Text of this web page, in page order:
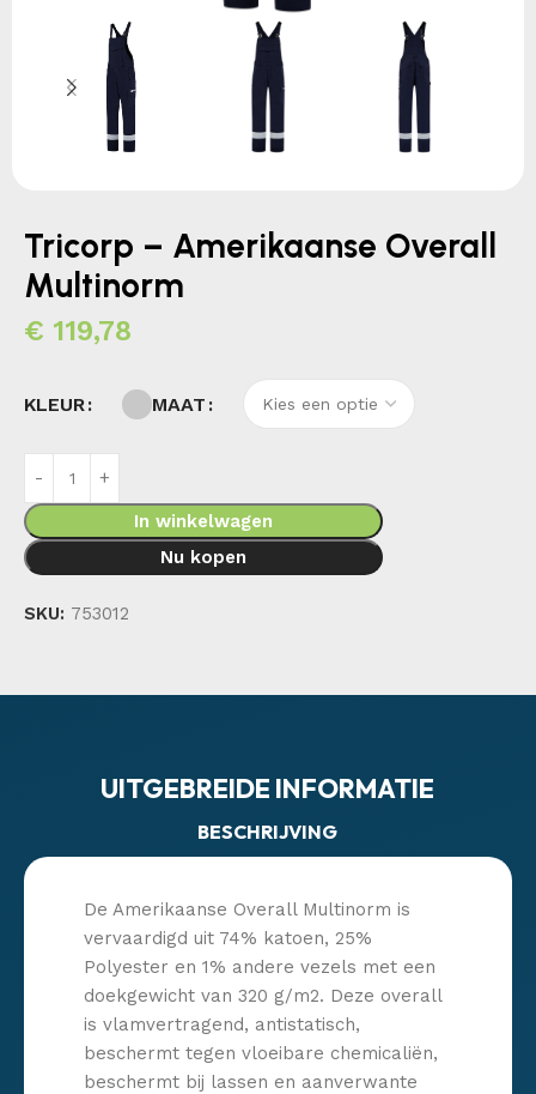
Tricorp – Amerikaanse Overall
Multinorm
€ 119,78
KLEUR MAAT
In winkelwagen
Nu kopen
SKU: 753012
UITGEBREIDE INFORMATIE
BESCHRIJVING
De Amerikaanse Overall Multinorm is
vervaardigd uit 74% katoen, 25%
Polyester en 1% andere vezels met een
doekgewicht van 320 g/m2. Deze overall
is vlamvertragend, antistatisch,
beschermt tegen vloeibare chemicaliën,
beschermt bij lassen en aanverwante